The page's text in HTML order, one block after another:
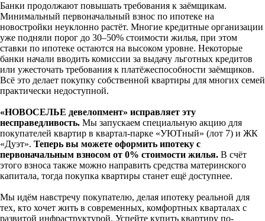
Банки продолжают повышать требования к заёмщикам.
Минимальный первоначальный взнос по ипотеке на
новостройки неуклонно растёт. Многие кредитные организации
уже подняли порог до 30–50% стоимости жилья, при этом
ставки по ипотеке остаются на высоком уровне. Некоторые
банки начали вводить комиссии за выдачу льготных кредитов
или ужесточать требования к платёжеспособности заёмщиков.
Всё это делает покупку собственной квартиры для многих семей
практически недоступной.
«НОВОСЕЛЬЕ девелопмент» исправляет эту
несправедливость. Мы запускаем специальную акцию для
покупателей квартир в квартал-парке «УЮТный» (лот 7) и ЖК
«Дуэт». Теперь вы можете оформить ипотеку с
первоначальным взносом от 0% стоимости жилья. В счёт
этого взноса также можно направить средства материнского
капитала, тогда покупка квартиры станет ещё доступнее.
Мы идём навстречу покупателю, делая ипотеку реальной для
тех, кто хочет жить в современных, комфортных кварталах с
развитой инфраструктурой. Успейте купить квартиру по-